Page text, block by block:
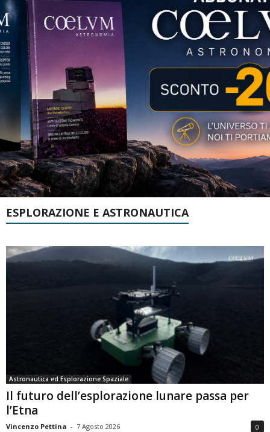
ESPLORAZIONE E ASTRONAUTICA
Astronautica ed Esplorazione Spaziale
Il futuro dell’esplorazione lunare passa per
l’Etna
Vincenzo Pettina - 7 Agosto 2026 0